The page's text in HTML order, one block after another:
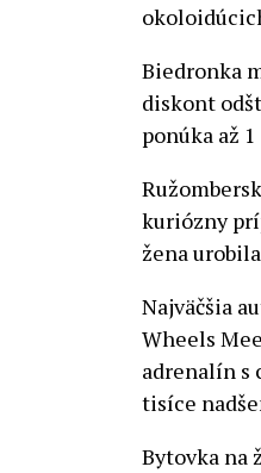
Biedronka
diskont
ponúka až
kuriózny
žena
Najväčšia
Wheels
adrenalín s
tisíce
Bytovka na